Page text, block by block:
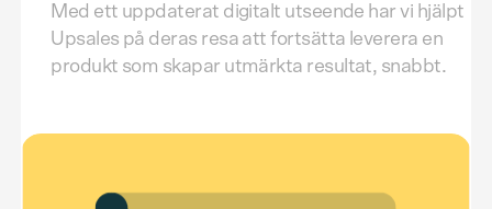
Med ett uppdaterat digitalt utseende har vi hjälpt
Upsales på deras resa att fortsätta leverera en
produkt som skapar utmärkta resultat, snabbt.